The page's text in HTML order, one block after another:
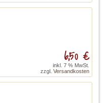
6,50 €
inkl. 7 % MwSt.
zzgl. Versandkosten